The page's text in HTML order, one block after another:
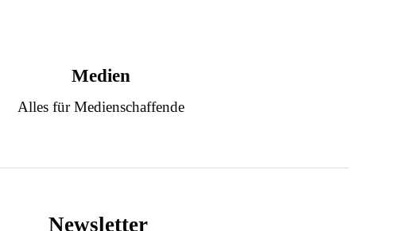
Medien
Alles für Medienschaffende
Newsletter